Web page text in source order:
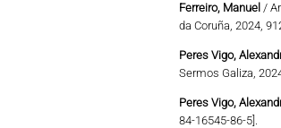
Ferreiro, Manuel /
da Coruña, 2024,
Peres Vigo,
Sermos Galiza,
Peres Vigo,
84-16545-86-5].